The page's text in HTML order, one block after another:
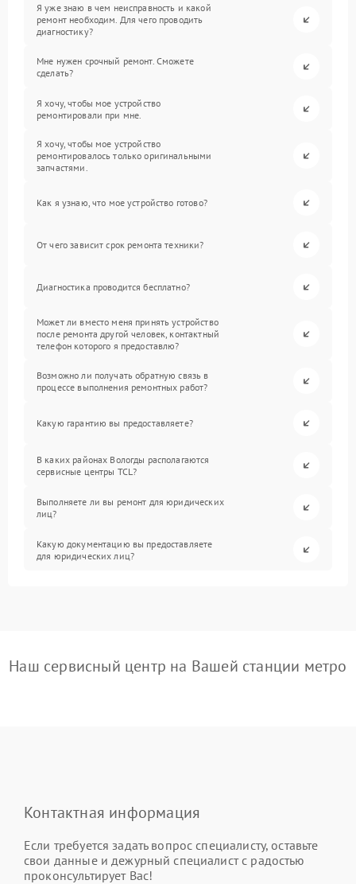
Я уже знаю в чем неисправность и какой
ремонт необходим. Для чего проводить
диагностику?
Мне нужен срочный ремонт. Сможете
сделать?
Я хочу, чтобы мое устройство
ремонтировали при мне.
Я хочу, чтобы мое устройство
ремонтировалось только оригинальными
запчастями.
Как я узнаю, что мое устройство готово?
От чего зависит срок ремонта техники?
Диагностика проводится бесплатно?
Может ли вместо меня принять устройство
после ремонта другой человек, контактный
телефон которого я предоставлю?
Возможно ли получать обратную связь в
процессе выполнения ремонтных работ?
Какую гарантию вы предоставляете?
В каких районах Вологды располагаются
сервисные центры TCL?
Выполняете ли вы ремонт для юридических
лиц?
Какую документацию вы предоставляете
для юридических лиц?
Наш сервисный центр на Вашей станции метро
Контактная информация
Если требуется задать вопрос специалисту, оставьте
свои данные и дежурный специалист с радостью
проконсультирует Вас!